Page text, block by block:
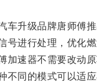
升级品牌唐师傅推
进行处理，优化燃
速器不需要改动原
同的模式可以适应